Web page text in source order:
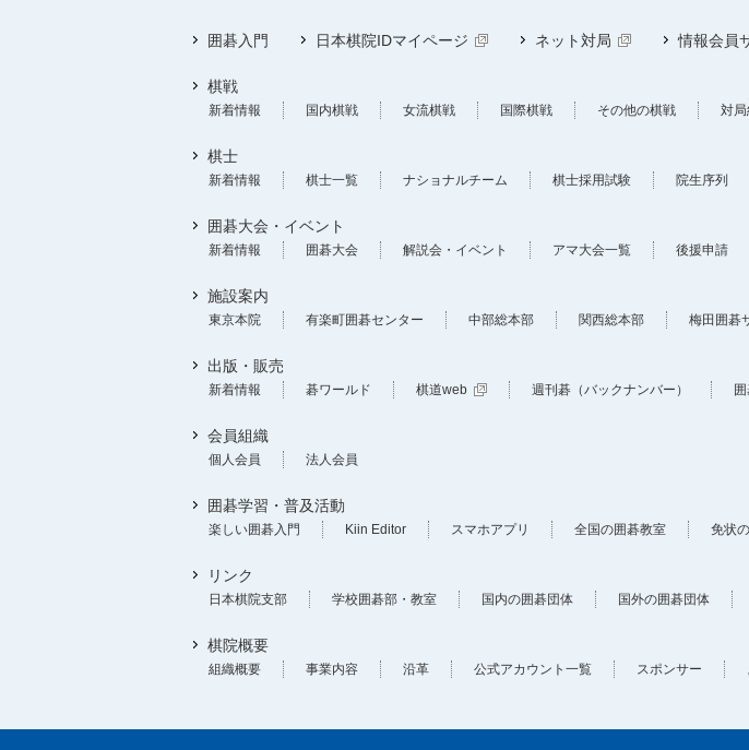
囲碁入門 日本棋院IDマイページ ネット対局 情報会員
棋戦
新着情報 国内棋戦 女流棋戦 国際棋戦 その他の棋戦 対
棋士
新着情報 棋士一覧 ナショナルチーム 棋士採用試験 院生序列
囲碁大会・イベント
新着情報 囲碁大会 解説会・イベント アマ大会一覧 後援申請
施設案内
東京本院 有楽町囲碁センター 中部総本部 関西総本部 梅田囲碁
出版・販売
新着情報 碁ワールド 棋道web 週刊碁（バックナンバー）
会員組織
個人会員 法人会員
囲碁学習・普及活動
楽しい囲碁入門 Kiin Editor スマホアプリ 全国の囲碁教室 免状
リンク
日本棋院支部 学校囲碁部・教室 国内の囲碁団体 国外の囲碁団体
棋院概要
組織概要 事業内容 沿革 公式アカウント一覧 スポンサー